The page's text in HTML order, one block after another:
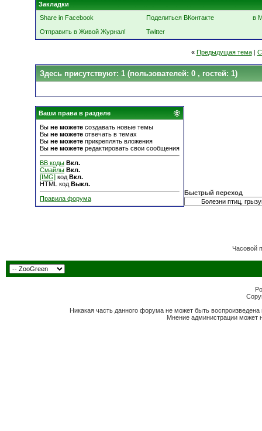
Закладки
Share in Facebook
Поделиться ВКонтакте
в
Отправить в Живой Журнал!
Twitter
« Предыдущая тема|
Здесь присутствуют: 1 (пользователей: 0 , гостей: 1)
Ваши права в разделе
Вы не можете создавать новые темы
Вы не можете отвечать в темах
Вы не можете прикреплять вложения
Вы не можете редактировать свои сообщения
BB коды Вкл.
Смайлы Вкл.
[IMG] код Вкл.
HTML код Выкл.
Правила форума
Быстрый переход
Часовой
Никакая часть данного форума не может быть
Мнение администрации может